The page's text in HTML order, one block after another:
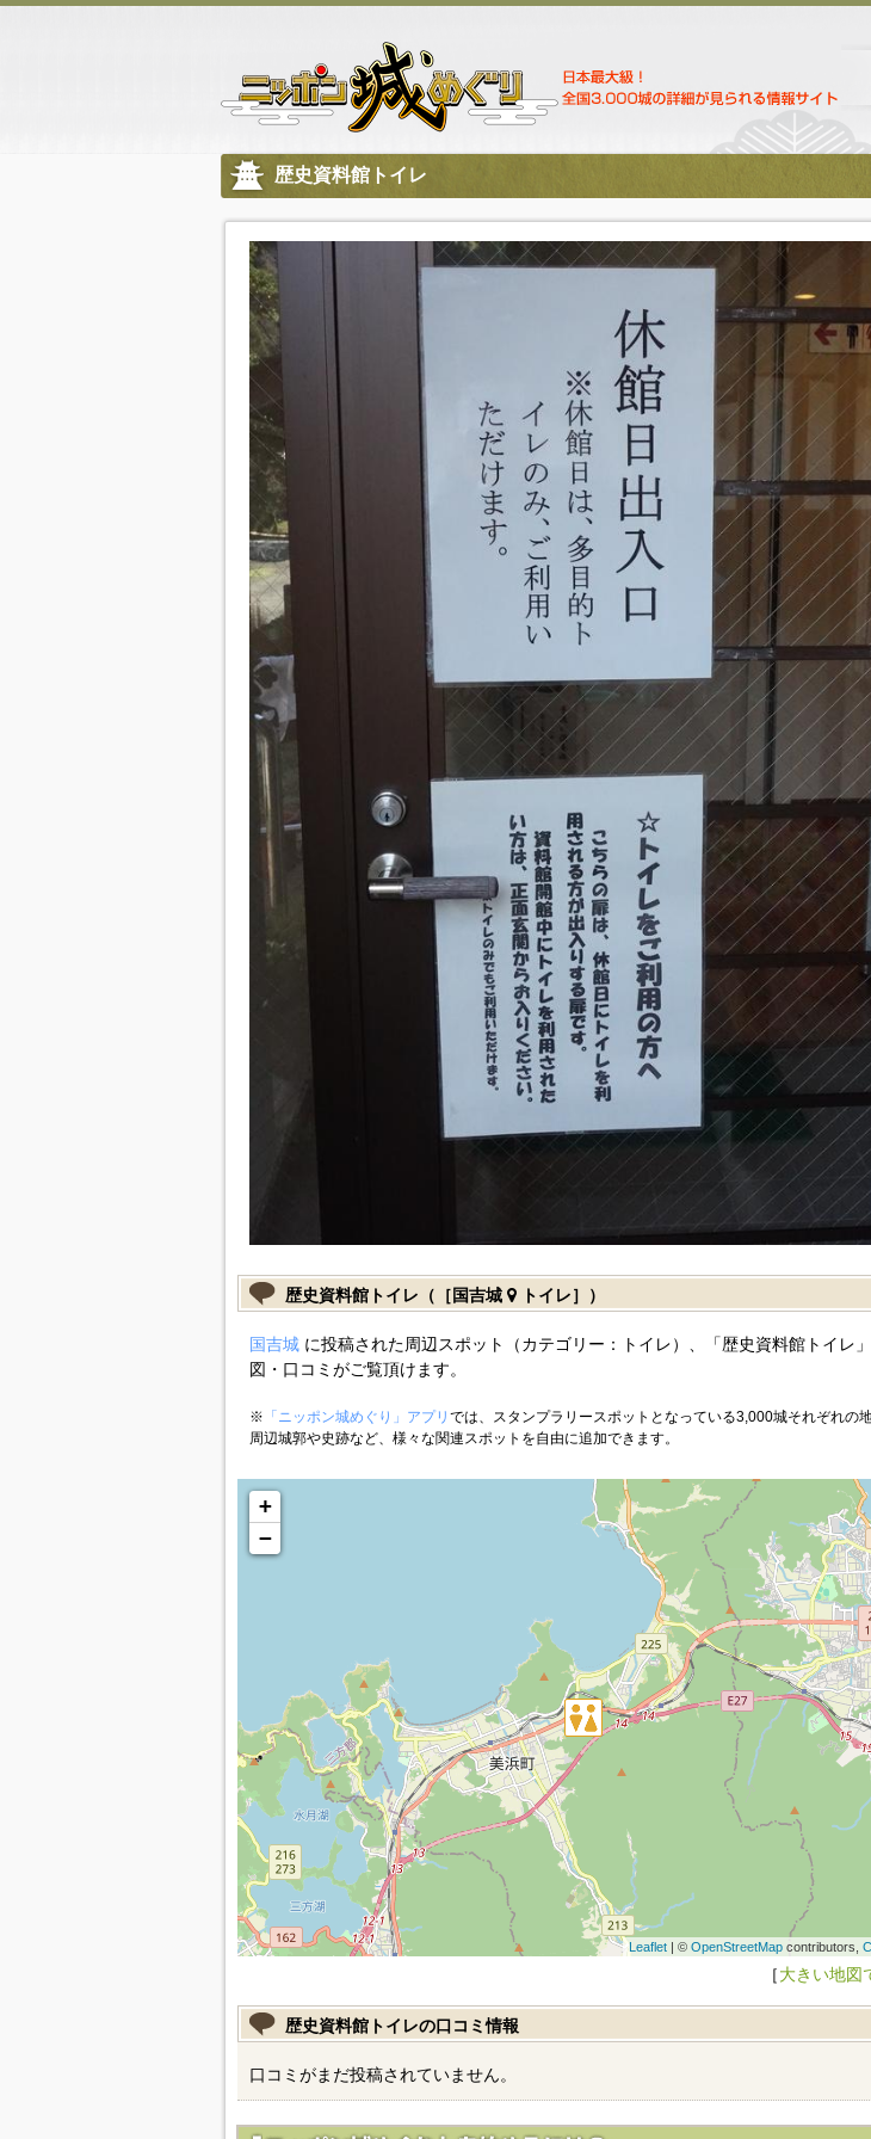
歴史資料館トイレ
歴史資料館トイレ（［国吉城 トイレ］）
国吉城に投稿された周辺スポット（カテゴリー：トイレ）、「歴史資料館トイレ
図・口コミがご覧頂けます。
※ 「ニッポン城めぐり」アプリ では、スタンプラリースポットとなっている3,000城それぞれの地
周辺城郭や史跡など、様々な関連スポットを自由に追加できます。
+
−
Leaflet| © OpenStreetMapcontributors,
［大きい地図
歴史資料館トイレの口コミ情報
口コミがまだ投稿されていません。